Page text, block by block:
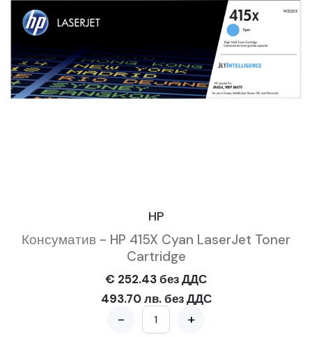
HP
Консуматив - HP 415X Cyan LaserJet Toner
Cartridge
€ 252.43 без ДДС
493.70 лв. без ДДС
- +